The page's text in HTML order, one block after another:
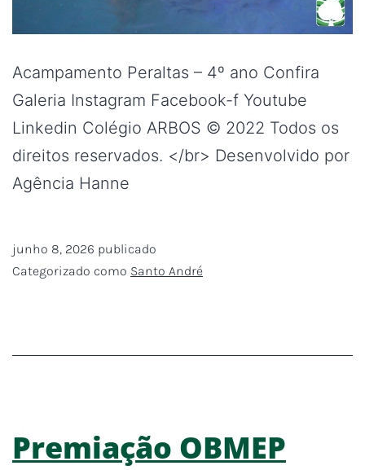
Acampamento Peraltas – 4º ano Confira
Galeria Instagram Facebook-f Youtube
Linkedin Colégio ARBOS © 2022 Todos os
direitos reservados. </br> Desenvolvido por
Agência Hanne
junho 8, 2026 publicado
Categorizado como Santo André
Premiação OBMEP